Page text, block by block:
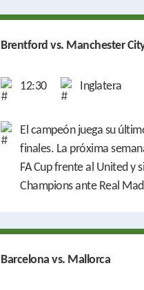
Brentford vs. Manchester
12:30 Inglatera
El campeón juega su
finales. La próxima
FA Cup frente al United y
Champions ante Real
Barcelona vs. Mallorca